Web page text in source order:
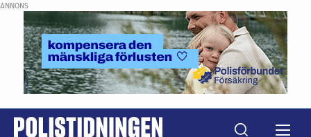
ANNONS